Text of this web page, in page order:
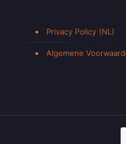
Privacy Policy (NL)
Algemene